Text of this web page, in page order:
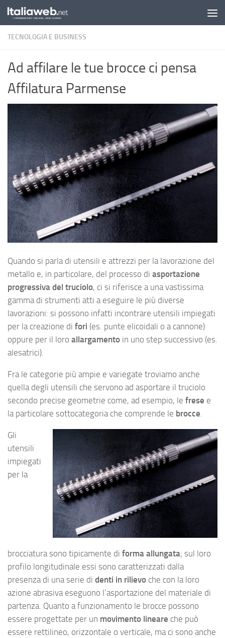
Sotto il contenuto
TECNOLOGIA E BUSINESS
Ad affilare le tue brocce ci pensa
Affilatura Parmense
Quando si parla di utensili e attrezzi per la lavorazione del
metallo e, in particolare, del processo di asportazione
progressiva del truciolo, ci si riferisce a una vastissima
gamma di strumenti atti a eseguire le più diverse
lavorazioni: si possono infatti incontrare utensili impiegati
per la creazione di fori (es. punte elicoidali o a cannone)
oppure per il loro allargamento in uno step successivo (es.
alesatrici).
Fra le categorie più ampie e variegate troviamo anche
quella degli utensili che servono ad asportare il truciolo
secondo precise geometrie come, ad esempio, le frese e
la particolare sottocategoria che comprende le brocce
Gli
utensili
impiegati
per la
brocciatura sono tipicamente di forma allungata; sul loro
profilo longitudinale essi sono caratterizzati dalla
presenza di una serie di denti in rilievo che con la loro
azione abrasiva eseguono l’asportazione del materiale di
partenza. Quanto a funzionamento le brocce possono
essere progettate per un movimento lineare che può
essere rettilineo, orizzontale o verticale, ma ci sono anche